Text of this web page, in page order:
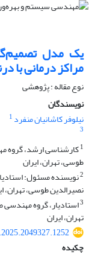
یک مدل
مراکز درمانی با
نوع مقاله : پژوهشی
نویسندگان
نیلوفر کاشانیان منفرد 1
3
1کارشناسی ارشد، گروه
طوسی، تهران، ایران
2نویسنده مسئول:
نصیرالدین طوسی، تهران،
3استادیار، گروه
تهران، ایران
چکیده